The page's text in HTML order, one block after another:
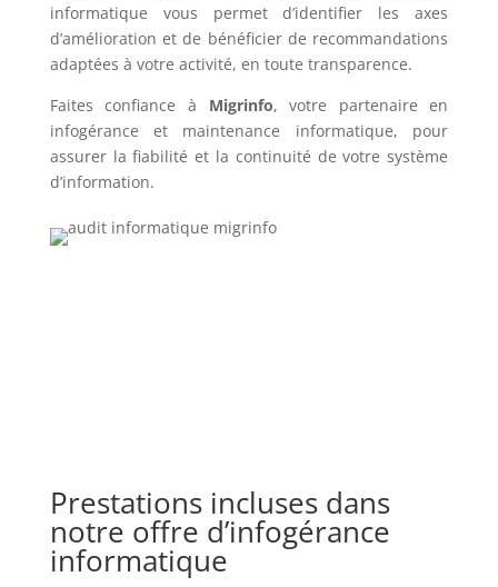
informatique vous permet d’identifier les axes
d’amélioration et de bénéficier de recommandations
adaptées à votre activité, en toute transparence.
Faites confiance à Migrinfo, votre partenaire en
infogérance et maintenance informatique, pour
assurer la fiabilité et la continuité de votre système
d’information.
Prestations incluses dans
notre offre d’infogérance
informatique